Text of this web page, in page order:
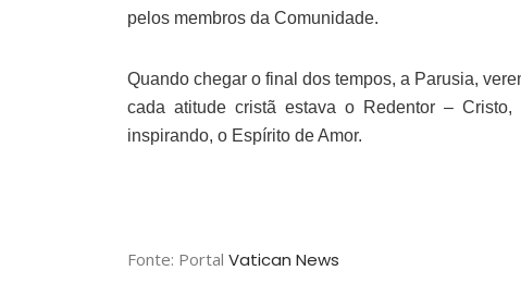
pelos membros da Comunidade.
Quando chegar o final dos tempos, a Parusia,
cada atitude cristã estava o Redentor –
inspirando, o Espírito de Amor.
Fonte: Portal Vatican News